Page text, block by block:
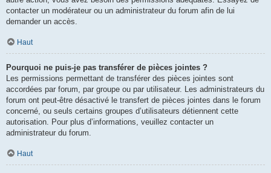
contacter un modérateur ou un administrateur du forum afin de lui
demander un accès.
Haut
Pourquoi ne puis-je pas transférer de pièces jointes ?
Les permissions permettant de transférer des pièces jointes sont
accordées par forum, par groupe ou par utilisateur. Les administrateurs du
forum ont peut-être désactivé le transfert de pièces jointes dans le forum
concerné, ou seuls certains groupes d’utilisateurs détiennent cette
autorisation. Pour plus d’informations, veuillez contacter un
administrateur du forum.
Haut